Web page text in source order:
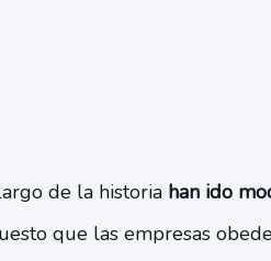
de la historia han ido
que las empresas